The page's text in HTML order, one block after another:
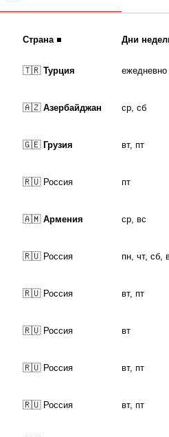
Страна Дни
🇹🇷 Турция ежедневно
🇦🇿 Азербайджан ср, сб
🇬🇪 Грузия вт, пт
🇷🇺 Россия пт
🇦🇲 Армения ср, вс
🇷🇺 Россия пн, чт, сб,
🇷🇺 Россия вт, пт
🇷🇺 Россия вт
🇷🇺 Россия вт, пт
🇷🇺 Россия вт, пт